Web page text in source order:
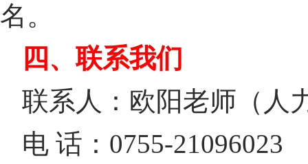
名。
四、联系我们
联系人：欧阳老师（人
电 话：0755-21096023